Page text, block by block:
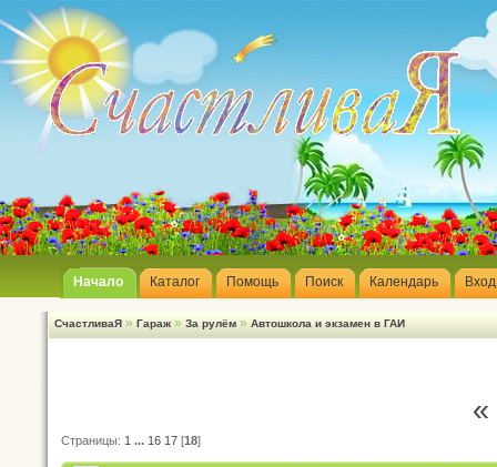
Начало Каталог Помощь Поиск Календарь Вход
СчастливаЯ » Гараж » За рулём » Автошкола и экзамен в ГАИ
Страницы: 1 ... 16 17 [18]